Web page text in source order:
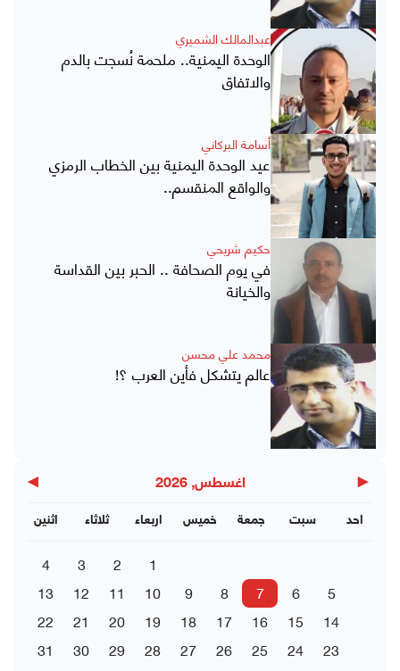
عبدالمالك الشميري
الوحدة اليمنية.. ملحمة نُسجت بالدم
والاتفاق
أسامة البركاني
عيد الوحدة اليمنية بين الخطاب الرمزي
والواقع المنقسم..
حكيم شريحي
في يوم الصحافة .. الحبر بين القداسة
والخيانة
محمد علي محسن
عالم يتشكل فأين العرب ؟!
◀ اغسطس, 2026 ▶
اثنين ثلاثاء اربعاء خميس جمعة سبت احد
1
2
3
4
5
6
7
8
9
10
11
12
13
14
15
16
17
18
19
20
21
22
23
24
25
26
27
28
29
30
31